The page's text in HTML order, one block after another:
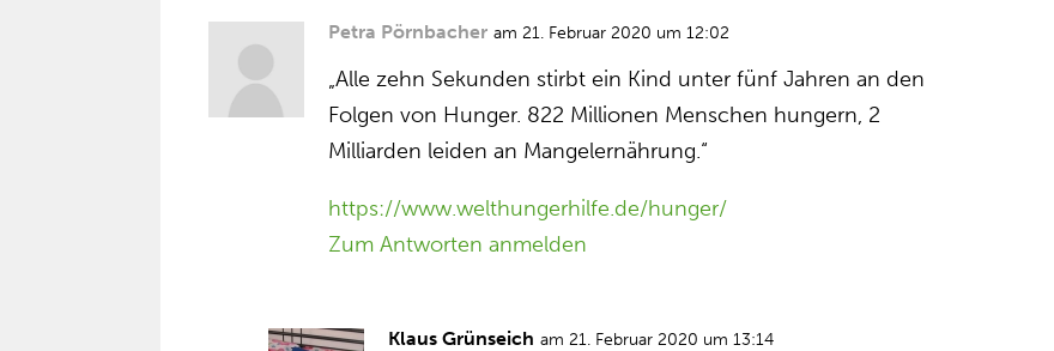
Petra Pörnbacher am 21. Februar 2020 um 12:02
„Alle zehn Sekunden stirbt ein Kind unter fünf Jahren an den
Folgen von Hunger. 822 Millionen Menschen hungern, 2
Milliarden leiden an Mangelernährung.“
https://www.welthungerhilfe.de/hunger/
Zum Antworten anmelden
Klaus Grünseich am 21. Februar 2020 um 13:14